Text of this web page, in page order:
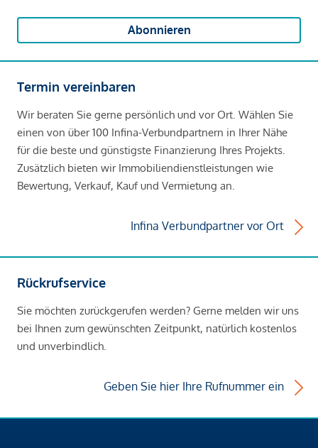
Abonnieren
Termin vereinbaren
Wir beraten Sie gerne persönlich und vor Ort. Wählen Sie
einen von über 100 Infina-Verbundpartnern in Ihrer Nähe
für die beste und günstigste Finanzierung Ihres Projekts.
Zusätzlich bieten wir Immobiliendienstleistungen wie
Bewertung, Verkauf, Kauf und Vermietung an.
Infina Verbundpartner vor Ort
Rückrufservice
Sie möchten zurückgerufen werden? Gerne melden wir uns
bei Ihnen zum gewünschten Zeitpunkt, natürlich kostenlos
und unverbindlich.
Geben Sie hier Ihre Rufnummer ein